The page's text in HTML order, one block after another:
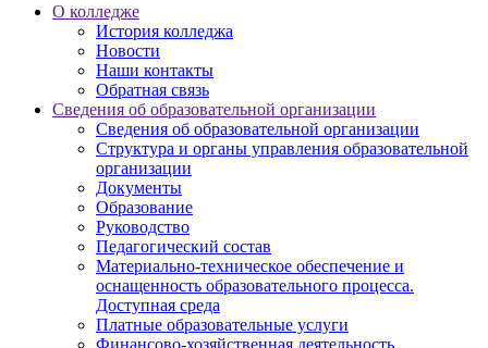
О колледже
История колледжа
Новости
Наши контакты
Обратная связь
Сведения об образовательной организации
Сведения об образовательной организации
Структура и органы управления образовательной
организации
Документы
Образование
Руководство
Педагогический состав
Материально-техническое обеспечение и
оснащенность образовательного процесса.
Доступная среда
Платные образовательные услуги
Финансово-хозяйственная деятельность